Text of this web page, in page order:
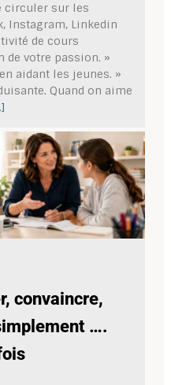
circuler sur les
Instagram, Linkedin
de cours
de votre passion. »
aidant les jeunes. »
Quand on aime
convaincre,
….